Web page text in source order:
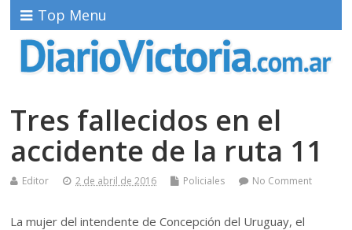
Top Menu
Tres fallecidos en el
accidente de la ruta 11
Editor 2 de abril de 2016 Policiales No Comment
La mujer del intendente de Concepción del Uruguay, el